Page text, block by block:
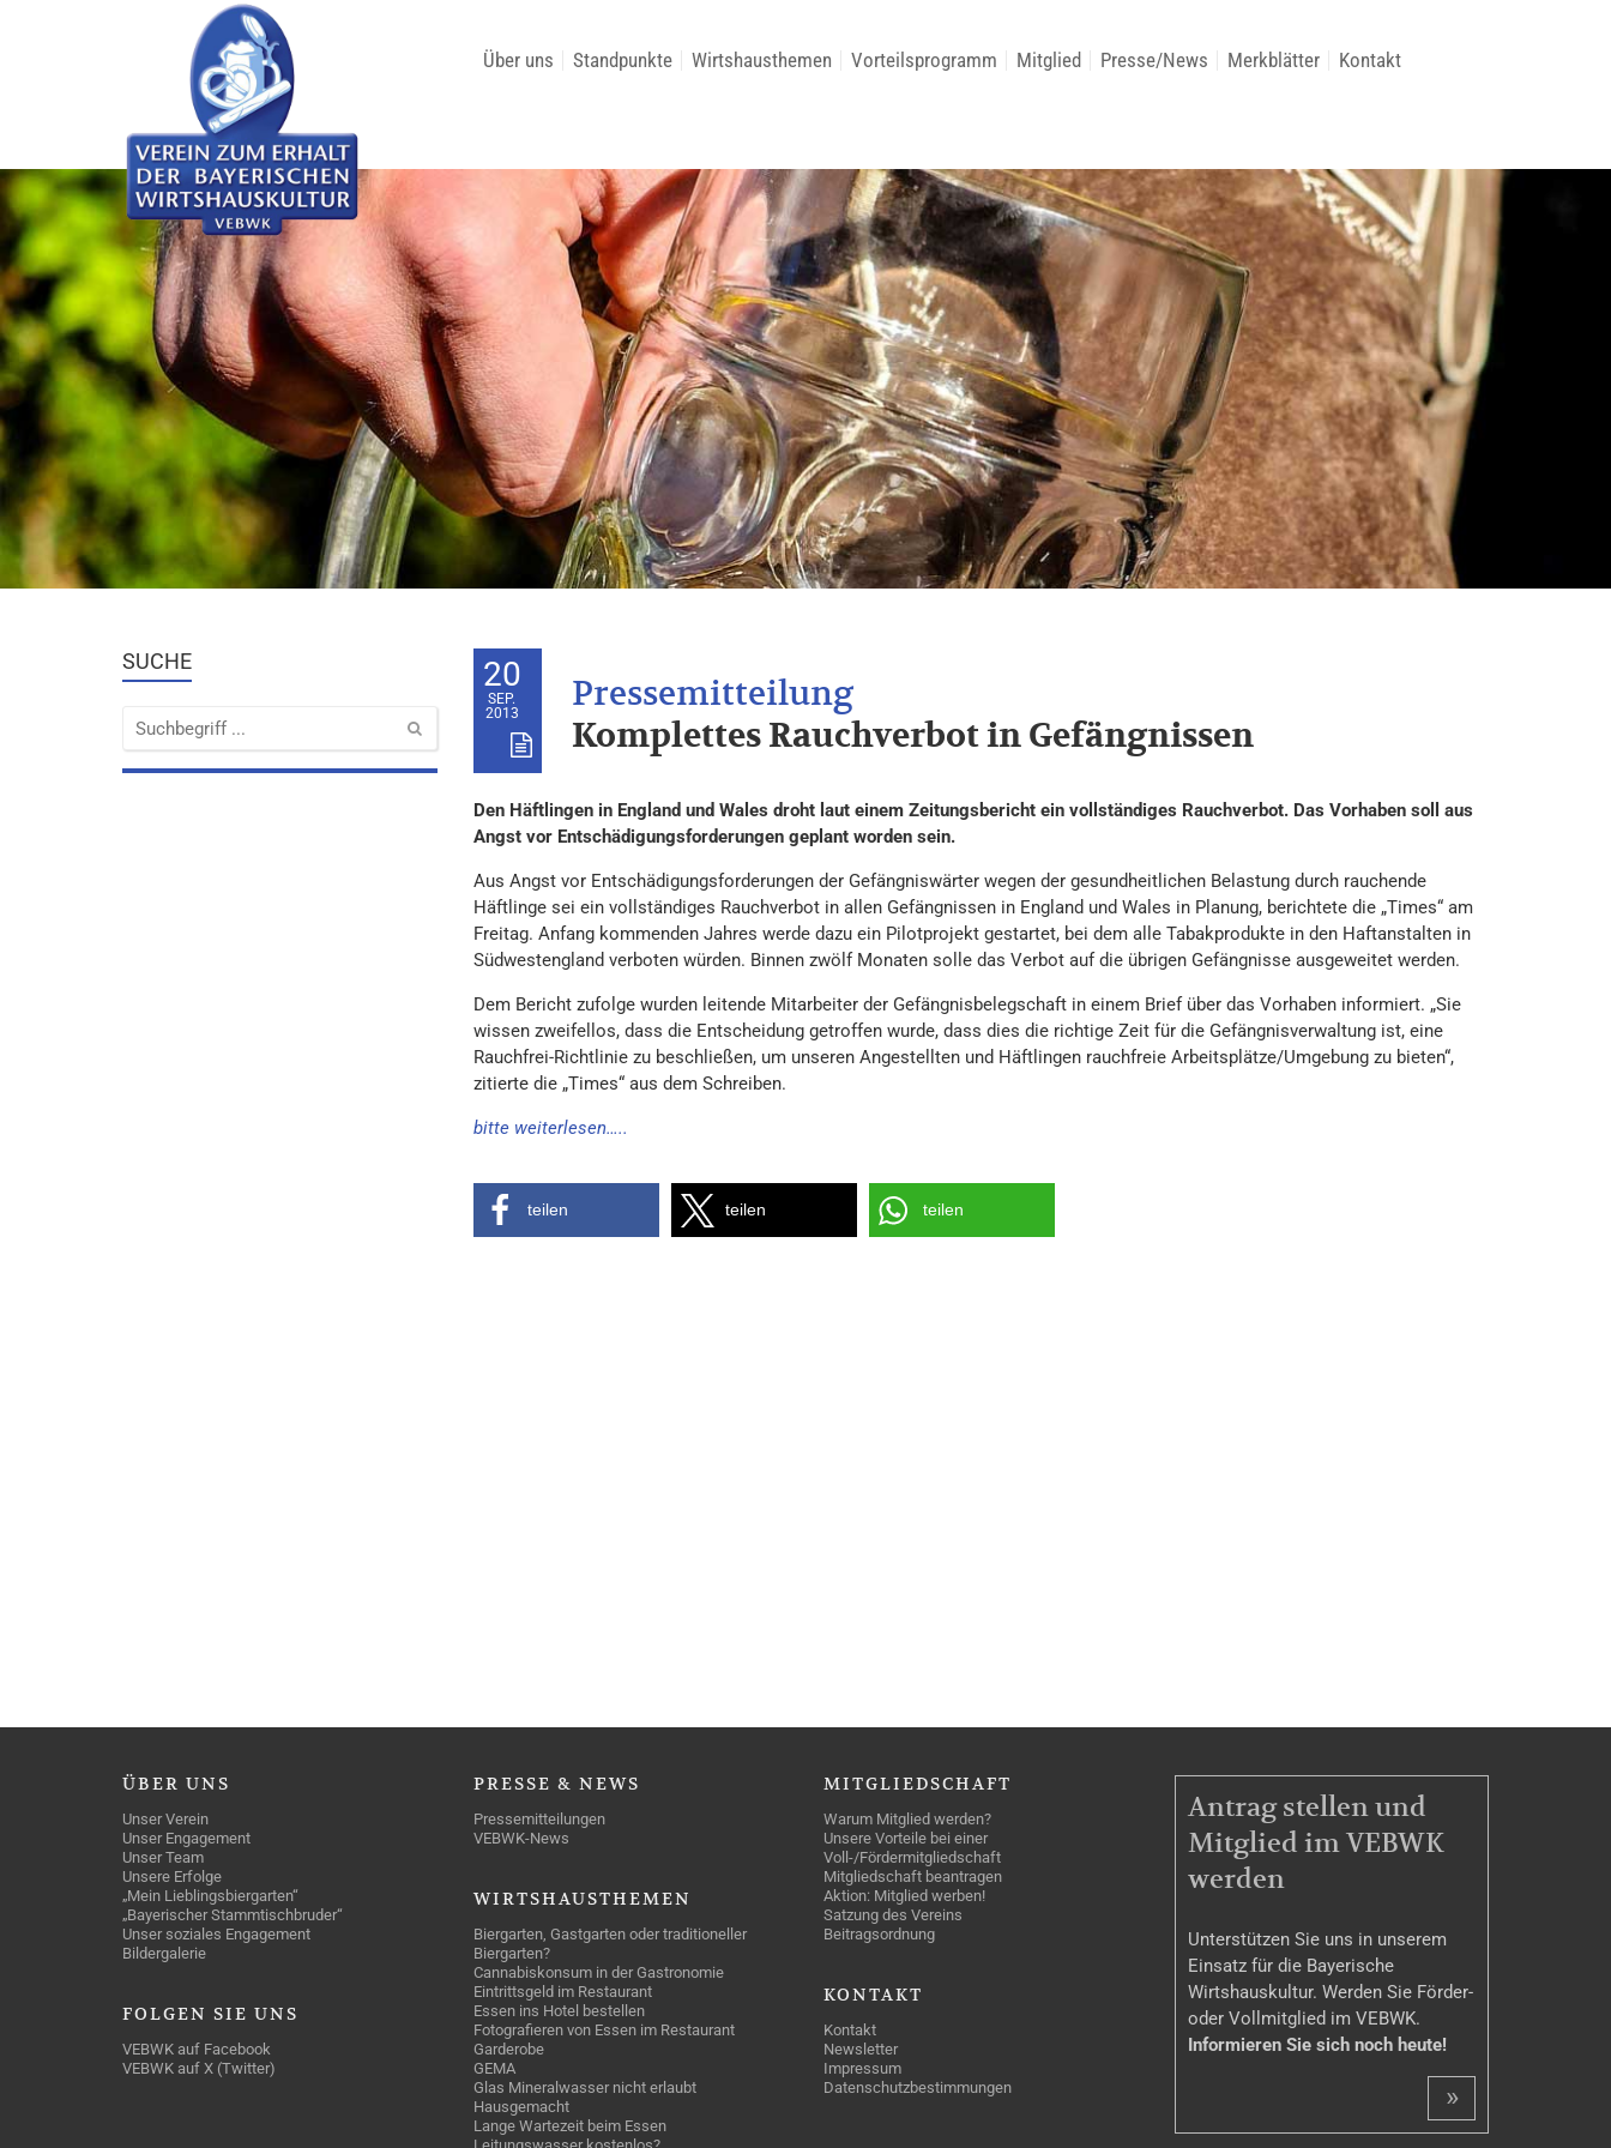
Über uns Standpunkte Wirtshausthemen Vorteilsprogramm Mitglied Presse/News Merkblätter Kontakt
SUCHE 20
SEP.
2013
Komplettes Rauchverbot in Gefängnissen
Den Häftlingen in England und Wales droht laut einem Zeitungsbericht ein vollständiges Rauchverbot. Das Vorhaben soll aus
Angst vor Entschädigungsforderungen geplant worden sein.
Aus Angst vor Entschädigungsforderungen der Gefängniswärter wegen der gesundheitlichen Belastung durch rauchende
Häftlinge sei ein vollständiges Rauchverbot in allen Gefängnissen in England und Wales in Planung, berichtete die „Times“ am
Freitag. Anfang kommenden Jahres werde dazu ein Pilotprojekt gestartet, bei dem alle Tabakprodukte in den Haftanstalten in
Südwestengland verboten würden. Binnen zwölf Monaten solle das Verbot auf die übrigen Gefängnisse ausgeweitet werden.
Dem Bericht zufolge wurden leitende Mitarbeiter der Gefängnisbelegschaft in einem Brief über das Vorhaben informiert. „Sie
wissen zweifellos, dass die Entscheidung getroffen wurde, dass dies die richtige Zeit für die Gefängnisverwaltung ist, eine
Rauchfrei-Richtlinie zu beschließen, um unseren Angestellten und Häftlingen rauchfreie Arbeitsplätze/Umgebung zu bieten“,
zitierte die „Times“ aus dem Schreiben.
bitte weiterlesen…..
teilen teilen teilen
ÜBER UNS
Unser Verein
Unser Engagement
Unser Team
Unsere Erfolge
„Mein Lieblingsbiergarten“
„Bayerischer Stammtischbruder“
Unser soziales Engagement
Bildergalerie
FOLGEN SIE UNS
VEBWK auf Facebook
VEBWK auf X (Twitter)
PRESSE & NEWS
Pressemitteilungen
VEBWK-News
WIRTSHAUSTHEMEN
Biergarten, Gastgarten oder traditioneller
Biergarten?
Cannabiskonsum in der Gastronomie
Eintrittsgeld im Restaurant
Essen ins Hotel bestellen
Fotografieren von Essen im Restaurant
Garderobe
GEMA
Glas Mineralwasser nicht erlaubt
Hausgemacht
Lange Wartezeit beim Essen
MITGLIEDSCHAFT
Warum Mitglied werden?
Unsere Vorteile bei einer
Voll-/Fördermitgliedschaft
Mitgliedschaft beantragen
Aktion: Mitglied werben!
Satzung des Vereins
Beitragsordnung
KONTAKT
Kontakt
Newsletter
Impressum
Datenschutzbestimmungen
MITGLIEDSCHAFT
Antrag stellen und
Mitglied im VEBWK
werden
Unterstützen Sie uns in unserem
Einsatz für die Bayerische
Wirtshauskultur. Werden Sie Förder-
oder Vollmitglied im VEBWK.
Informieren Sie sich noch heute!
»